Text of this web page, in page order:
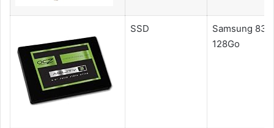
SSD
Samsung 830
128Go